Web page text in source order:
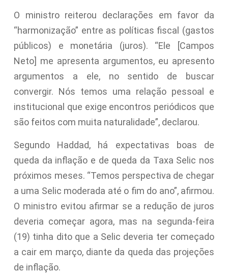
O ministro reiterou declarações em favor da
“harmonização” entre as políticas fiscal (gastos
públicos) e monetária (juros). “Ele [Campos
Neto] me apresenta argumentos, eu apresento
argumentos a ele, no sentido de buscar
convergir. Nós temos uma relação pessoal e
institucional que exige encontros periódicos que
são feitos com muita naturalidade”, declarou.
Segundo Haddad, há expectativas boas de
queda da inflação e de queda da Taxa Selic nos
próximos meses. “Temos perspectiva de chegar
a uma Selic moderada até o fim do ano”, afirmou.
O ministro evitou afirmar se a redução de juros
deveria começar agora, mas na segunda-feira
(19) tinha dito que a Selic deveria ter começado
a cair em março, diante da queda das projeções
de inflação.